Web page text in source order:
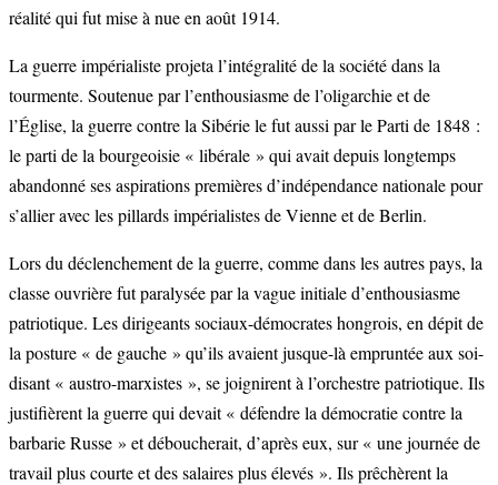
réalité qui fut mise à nue en août 1914.
La guerre impérialiste projeta l’intégralité de la société dans la
tourmente. Soutenue par l’enthousiasme de l’oligarchie et de
l’Église, la guerre contre la Sibérie le fut aussi par le Parti de 1848 :
le parti de la bourgeoisie « libérale » qui avait depuis longtemps
abandonné ses aspirations premières d’indépendance nationale pour
s’allier avec les pillards impérialistes de Vienne et de Berlin.
Lors du déclenchement de la guerre, comme dans les autres pays, la
classe ouvrière fut paralysée par la vague initiale d’enthousiasme
patriotique. Les dirigeants sociaux-démocrates hongrois, en dépit de
la posture « de gauche » qu’ils avaient jusque-là empruntée aux soi-
disant « austro-marxistes », se joignirent à l’orchestre patriotique. Ils
justifièrent la guerre qui devait « défendre la démocratie contre la
barbarie Russe » et déboucherait, d’après eux, sur « une journée de
travail plus courte et des salaires plus élevés ». Ils prêchèrent la